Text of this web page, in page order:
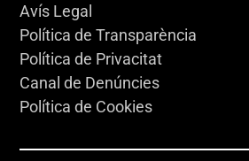
Avís Legal
Política de Transparència
Política de Privacitat
Canal de Denúncies
Política de Cookies